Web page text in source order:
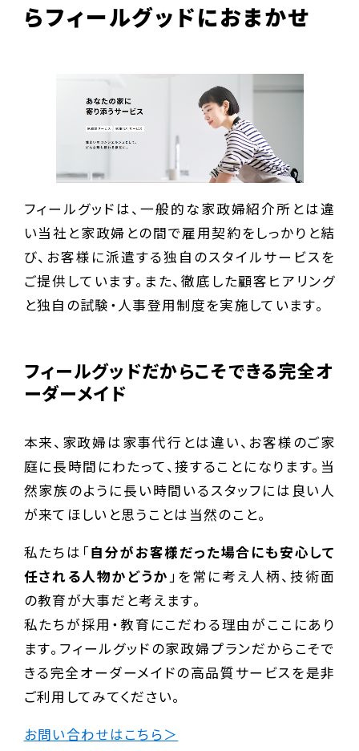
らフィールグッドにおまかせ
フィールグッドは、一般的な家政婦紹介所とは違
い当社と家政婦との間で雇用契約をしっかりと結
び、お客様に派遣する独自のスタイルサービスを
ご提供しています。また、徹底した顧客ヒアリング
と独自の試験・人事登用制度を実施しています。
フィールグッドだからこそできる完全オ
ーダーメイド
本来、家政婦は家事代行とは違い、お客様のご家
庭に長時間にわたって、接することになります。当
然家族のように長い時間いるスタッフには良い人
が来てほしいと思うことは当然のこと。
私たちは「自分がお客様だった場合にも安心して
任される人物かどうか」を常に考え人柄、技術面
の教育が大事だと考えます。
私たちが採用・教育にこだわる理由がここにあり
ます。フィールグッドの家政婦プランだからこそで
きる完全オーダーメイドの高品質サービスを是非
ご利用してみてください。
お問い合わせはこちら＞